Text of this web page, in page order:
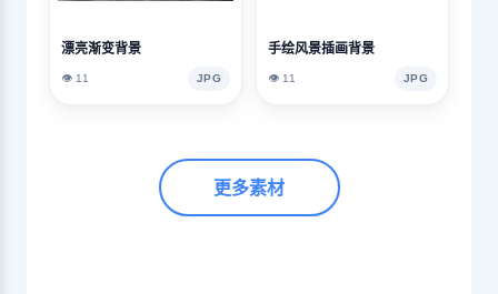
漂亮渐变背景
👁️ 11 JPG
手绘风景插画背景
👁️ 11 JPG
更多素材